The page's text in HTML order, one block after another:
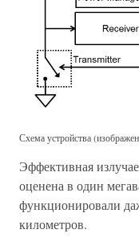
Схема устройства
Эффективная
оценена в один
функционировали
километров.